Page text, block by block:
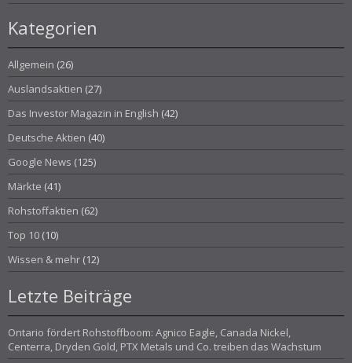
Kategorien
Allgemein (26)
Auslandsaktien (27)
Das Investor Magazin in English (42)
Deutsche Aktien (40)
Google News (125)
Märkte (41)
Rohstoffaktien (62)
Top 10 (10)
Wissen & mehr (12)
Letzte Beiträge
Ontario fördert Rohstoffboom: Agnico Eagle, Canada Nickel,
Centerra, Dryden Gold, PTX Metals und Co. treiben das Wachstum